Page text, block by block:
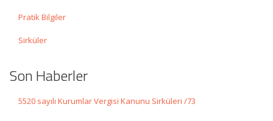
Pratik Bilgiler
Sirküler
Son Haberler
5520 sayılı Kurumlar Vergisi Kanunu Sirküleri /73